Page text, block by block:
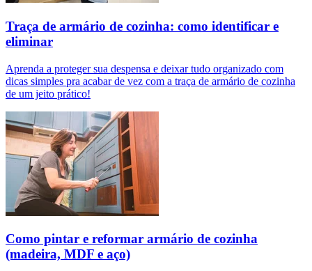
Traça de armário de cozinha: como identificar e
eliminar
Aprenda a proteger sua despensa e deixar tudo organizado com
dicas simples pra acabar de vez com a traça de armário de cozinha
de um jeito prático!
Como pintar e reformar armário de cozinha
(madeira, MDF e aço)